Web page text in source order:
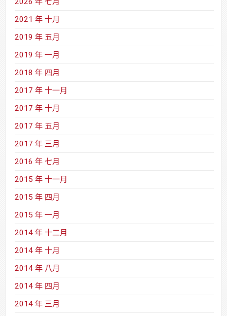
2021 年 十月
2019 年 五月
2019 年 一月
2018 年 四月
2017 年 十一月
2017 年 十月
2017 年 五月
2017 年 三月
2016 年 七月
2015 年 十一月
2015 年 四月
2015 年 一月
2014 年 十二月
2014 年 十月
2014 年 八月
2014 年 四月
2014 年 三月